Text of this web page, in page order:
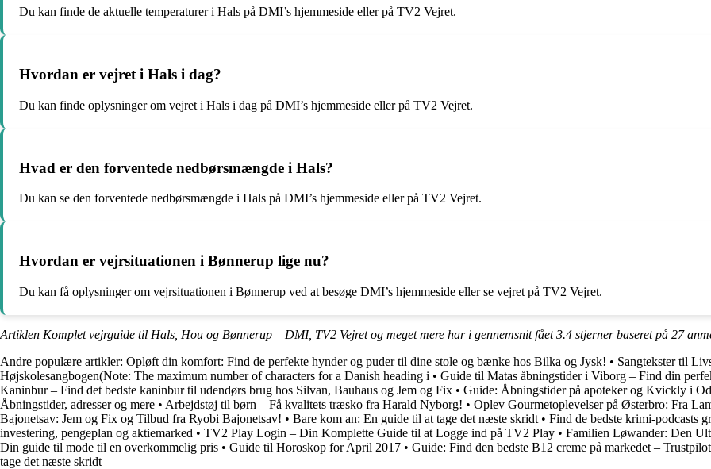
Du kan finde de aktuelle temperaturer i Hals på DMI’s hjemmeside eller på TV2 Vejret.
Hvordan er vejret i Hals i dag?
Du kan finde oplysninger om vejret i Hals i dag på DMI’s hjemmeside eller på TV2 Vejret.
Hvad er den forventede nedbørsmængde i Hals?
Du kan se den forventede nedbørsmængde i Hals på DMI’s hjemmeside eller på TV2 Vejret.
Hvordan er vejrsituationen i Bønnerup lige nu?
Du kan få oplysninger om vejrsituationen i Bønnerup ved at besøge DMI’s hjemmeside eller se vejret på TV2 Vejret.
Artiklen Komplet vejrguide til Hals, Hou og Bønnerup – DMI, TV2 Vejret og meget mere har i gennemsnit fået3.4 stjerner baseret på 27
Andre populære artikler: Opløft din komfort: Find de perfekte hynder og puder til dine stole og bænke hos Bilka og Jysk! • Sangtekster til
Højskolesangbogen(Note: The maximum number of characters for a Danish heading i • Guide til Matas åbningstider i Viborg – Find din
Kaninbur – Find det bedste kaninbur til udendørs brug hos Silvan, Bauhaus og Jem og Fix • Guide: Åbningstider på apoteker og Kvickly i
Åbningstider, adresser og mere • Arbejdstøj til børn – Få kvalitets træsko fra Harald Nyborg! • Oplev Gourmetoplevelser på Østerbro: Fra
Bajonetsav: Jem og Fix og Tilbud fra Ryobi Bajonetsav! • Bare kom an: En guide til at tage det næste skridt • Find de bedste krimi-podcasts
investering, pengeplan og aktiemarked • TV2 Play Login – Din Komplette Guide til at Logge ind på TV2 Play • Familien Løwander: Den
Din guide til mode til en overkommelig pris • Guide til Horoskop for April 2017 • Guide: Find den bedste B12 creme på markedet –
tage det næste skridt